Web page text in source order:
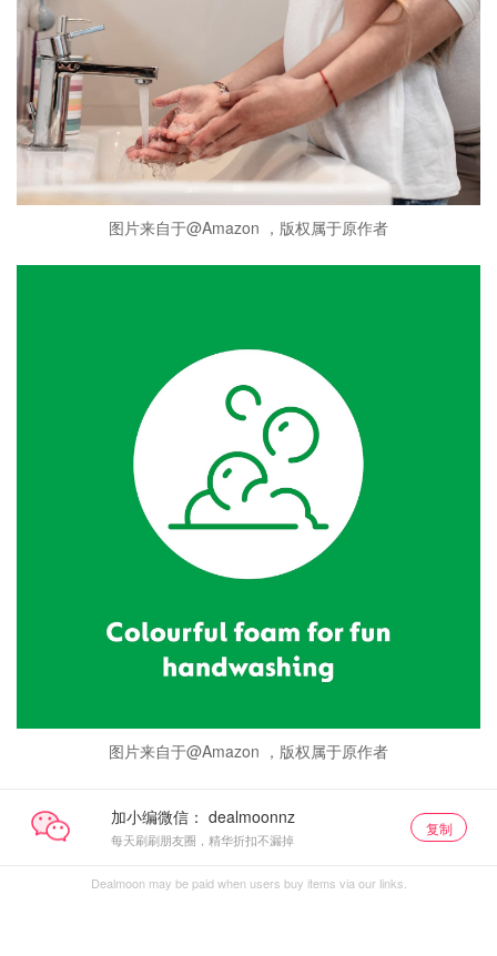
图片来自于@Amazon ，版权属于原作者
图片来自于@Amazon ，版权属于原作者
加小编微信：
每天刷刷朋友圈，精华折扣不漏掉
复制
Dealmoon may be paid when users buy items via our links.